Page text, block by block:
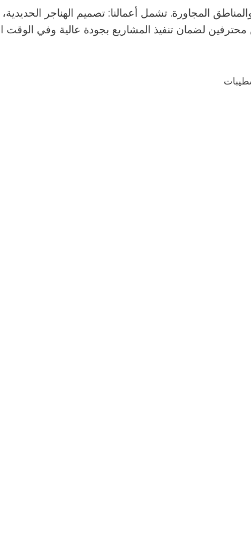
المجاورة. تشمل أعمالنا: تصميم الهناجر
لضمان تنفيذ المشاريع بجودة عالية وفي الوقت